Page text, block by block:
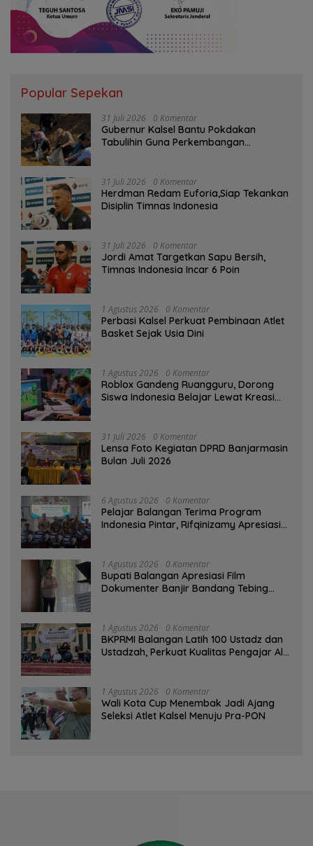
Popular Sepekan
31 Juli 2026 0 Komentar
Gubernur Kalsel Bantu Pokdakan
Tabulihin Guna Perkembangan
31 Juli 2026 0 Komentar
Herdman Redam Euforia,Siap Tekankan
Disiplin Timnas Indonesia
31 Juli 2026 0 Komentar
Jordi Amat Targetkan Sapu Bersih,
Timnas Indonesia Incar 6 Poin
1 Agustus 2026 0 Komentar
Perbasi Kalsel Perkuat Pembinaan Atlet
Basket Sejak Usia Dini
1 Agustus 2026 0 Komentar
Roblox Gandeng Ruangguru, Dorong
Siswa Indonesia Belajar Lewat Kreasi
31 Juli 2026 0 Komentar
Lensa Foto Kegiatan DPRD Banjarmasin
Bulan Juli 2026
6 Agustus 2026 0 Komentar
Pelajar Balangan Terima Program
Indonesia Pintar, Rifqinizamy Apresiasi
1 Agustus 2026 0 Komentar
Bupati Balangan Apresiasi Film
Dokumenter Banjir Bandang Tebing
1 Agustus 2026 0 Komentar
BKPRMI Balangan Latih 100 Ustadz dan
Ustadzah, Perkuat Kualitas Pengajar Al-
1 Agustus 2026 0 Komentar
Wali Kota Cup Menembak Jadi Ajang
Seleksi Atlet Kalsel Menuju Pra-PON